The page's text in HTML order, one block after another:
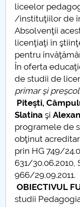
Proiect SU-ETIC
Protection des
Université pour
Études doctorales
Comisie de etica
Evenimente CUP
Accesibilitate
Raportul
privind
liceelor
/instituţiilor de
Absolvenţii
licenţiaţi în
pentru
În oferta
de studii de
primar şi
Piteşti,
Slatinaşi
programele de
obţinut
prin HG 749/
631/30.06.2010,
966/29.09.2011.
OBIECTIVUL
studii